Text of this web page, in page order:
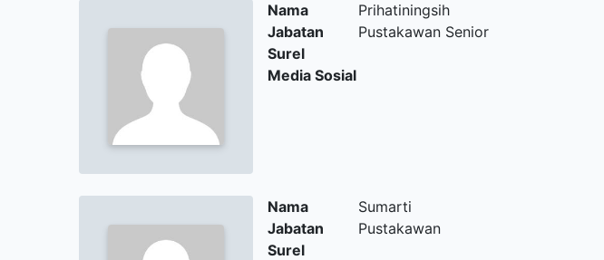
Nama
Prihatiningsih
Jabatan
Pustakawan Senior
Surel
Media Sosial
Nama
Sumarti
Jabatan
Pustakawan
Surel